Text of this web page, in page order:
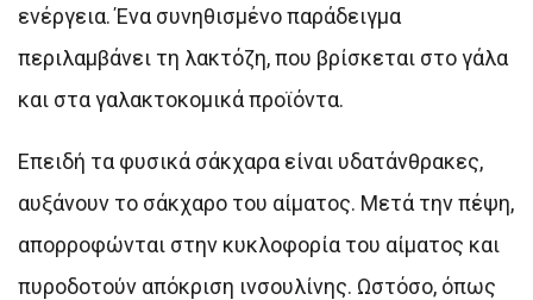
ενέργεια. Ένα συνηθισμένο παράδειγμα
περιλαμβάνει τη λακτόζη, που βρίσκεται στο γάλα
και στα γαλακτοκομικά προϊόντα.
Επειδή τα φυσικά σάκχαρα είναι υδατάνθρακες,
αυξάνουν το σάκχαρο του αίματος. Μετά την πέψη,
απορροφώνται στην κυκλοφορία του αίματος και
πυροδοτούν απόκριση ινσουλίνης. Ωστόσο, όπως